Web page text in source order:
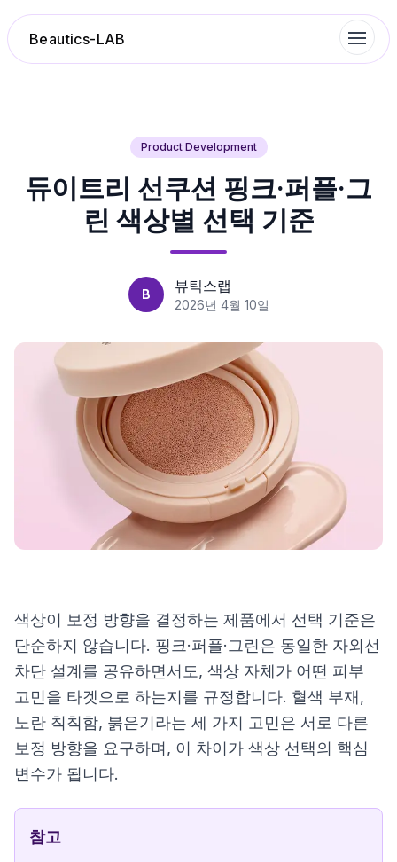
Beautics-LAB
성분분석
나의 스킨케어
루틴탐색
제품비교
Login
Product Development
듀이트리 선쿠션 핑크·퍼플·그
린 색상별 선택 기준
B 뷰틱스랩
2026년 4월 10일
색상이 보정 방향을 결정하는 제품에서 선택 기준은
단순하지 않습니다. 핑크·퍼플·그린은 동일한 자외선
차단 설계를 공유하면서도, 색상 자체가 어떤 피부
고민을 타겟으로 하는지를 규정합니다. 혈색 부재,
노란 칙칙함, 붉은기라는 세 가지 고민은 서로 다른
보정 방향을 요구하며, 이 차이가 색상 선택의 핵심
변수가 됩니다.
참고